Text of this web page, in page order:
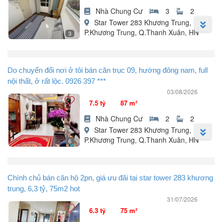
3
Nhà Chung Cư 3
2
Star Tower 283 Khương Trung,
P.Khương Trung, Q.Thanh Xuân, HN
Trung.
- Diện tích: 90m², 3 PN, 2 WC, PK, bếp.
- Nội thất đầy đủ.
- Sổ đỏ sẵn.
Giá 7,1 tỷ.
LH: em Nhung
Do chuyển đổi nơi ở tôi bán căn trục 09, hướng đông nam, full
nội thất, ở rất lộc. 0926 397 ***
03/08/2026
6
7.5 tỷ 87 m²
Nhà Chung Cư 2
2
Star Tower 283 Khương Trung,
P.Khương Trung, Q.Thanh Xuân, HN
đông nam rất mát, tôi ở rất lộc trong làm ăn và cuộc sống. Anh chị
nào quan tâm mua để ở thì liên hệ tôi.
- Trục 09 tầng 1x
- Diện tích: 84,7m2
- Giá 7,5 tỷ thu về
Chính chủ bán căn hộ 2pn, giá ưu đãi tại star tower 283 khương
trung, 6,3 tỷ, 75m2 hot
31/07/2026
6.3 tỷ 75 m²